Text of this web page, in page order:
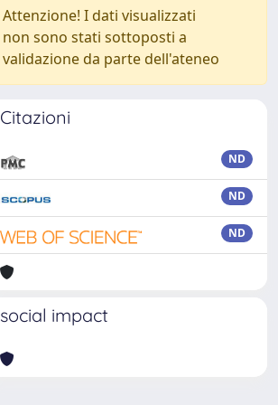
Attenzione! I dati visualizzati
non sono stati sottoposti a
validazione da parte dell'ateneo
Citazioni
ND
ND
ND
social impact